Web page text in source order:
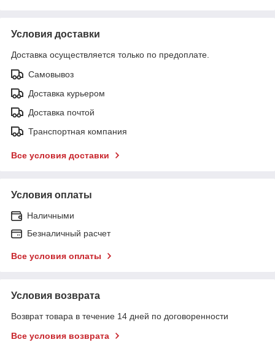
Условия доставки
Доставка осуществляется только по предоплате.
Самовывоз
Доставка курьером
Доставка почтой
Транспортная компания
Все условия доставки
Условия оплаты
Наличными
Безналичный расчет
Все условия оплаты
Условия возврата
Возврат товара в течение 14 дней по договоренности
Все условия возврата